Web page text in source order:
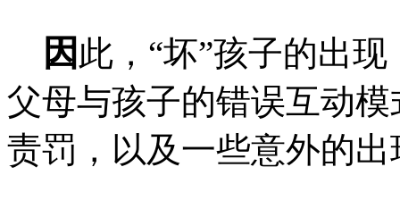
因 此，“坏”孩子的出
父母与孩子的错误互动
责罚，以及一些意外的出